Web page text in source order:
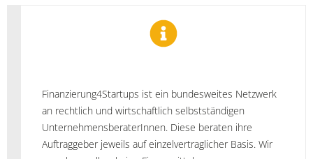
Finanzierung4Startups ist ein bundesweites Netzwerk
an rechtlich und wirtschaftlich selbstständigen
UnternehmensberaterInnen. Diese beraten ihre
Auftraggeber jeweils auf einzelvertraglicher Basis. Wir